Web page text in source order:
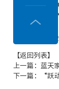
蓝天
发布日期：
【返回列表】
上一篇：蓝天
下一篇：“跃